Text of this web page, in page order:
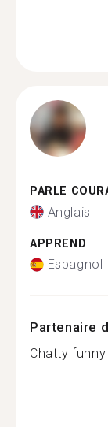
PARLE
Anglais
APPREND
Espagnol
Partenaire
Chatty